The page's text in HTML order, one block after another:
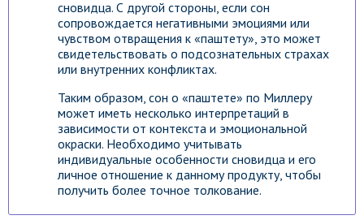
сновидца. С другой стороны, если сон
сопровождается негативными эмоциями или
чувством отвращения к «паштету», это может
свидетельствовать о подсознательных страхах
или внутренних конфликтах.
Таким образом, сон о «паштете» по Миллеру
может иметь несколько интерпретаций в
зависимости от контекста и эмоциональной
окраски. Необходимо учитывать
индивидуальные особенности сновидца и его
личное отношение к данному продукту, чтобы
получить более точное толкование.